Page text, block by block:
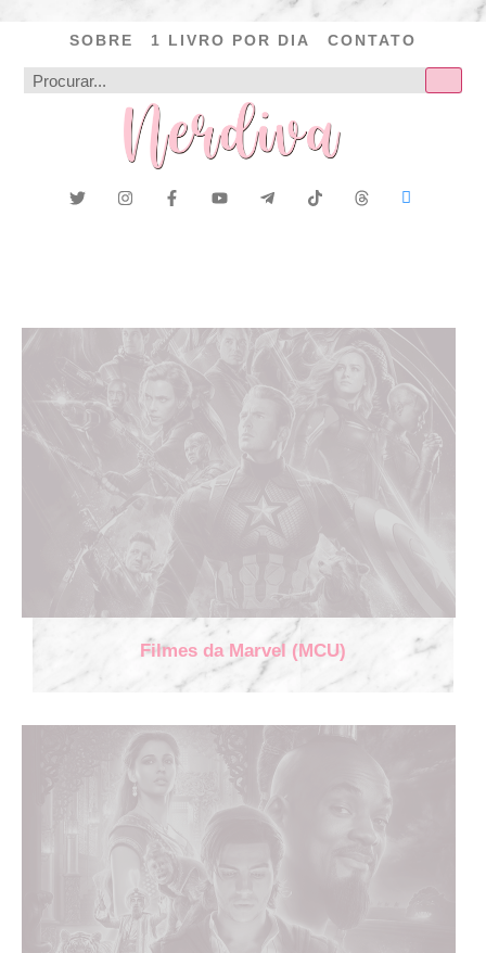
SOBRE 1 LIVRO POR DIA CONTATO
Filmes da Marvel (MCU)